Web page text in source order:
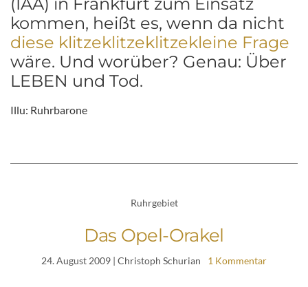
(IAA) in Frankfurt zum Einsatz
kommen, heißt es, wenn da nicht
diese klitzeklitzeklitzekleine Frage
wäre. Und worüber? Genau: Über
LEBEN und Tod.
Illu: Ruhrbarone
Ruhrgebiet
Das Opel-Orakel
24. August 2009 | Christoph Schurian 1 Kommentar